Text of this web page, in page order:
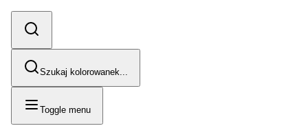
Szukaj kolorowanek...
Toggle menu